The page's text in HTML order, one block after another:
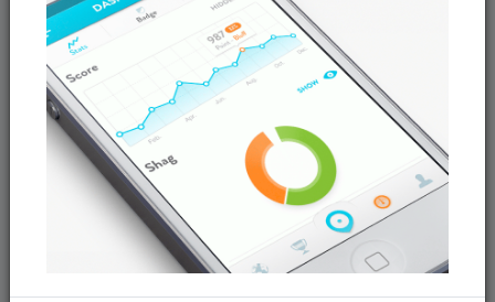
از تخفیف‌ها و جدیدترین‌های فروشگاه ما باخبر شوید:
ثبت‌نام
ما را در شبکه‌های اجتماعی دنبال کنید: